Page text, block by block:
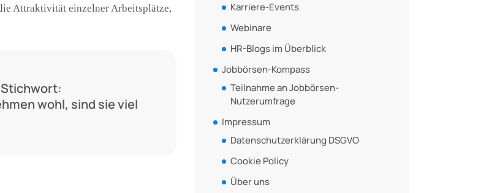
Attraktivität einzelner Arbeitsplätze,
wohl, sind sie viel
Karriere-Events
Webinare
HR-Blogs im Überblick
Jobbörsen-Kompass
Teilnahme an Jobbörsen-
Nutzerumfrage
Impressum
Datenschutzerklärung DSGVO
Cookie Policy
Über uns